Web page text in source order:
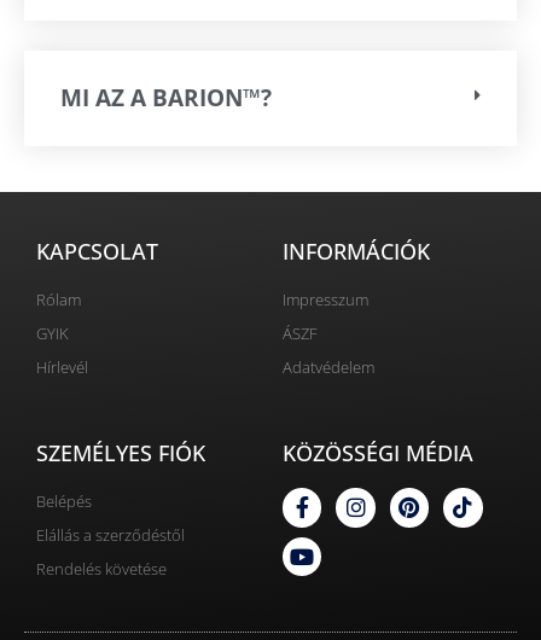
MI AZ A BARION™?
KAPCSOLAT
Rólam
GYIK
Hírlevél
INFORMÁCIÓK
Impresszum
ÁSZF
Adatvédelem
SZEMÉLYES FIÓK
Belépés
Elállás a szerződéstől
Rendelés követése
KÖZÖSSÉGI MÉDIA